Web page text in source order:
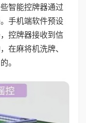
智能控牌器通过
手机端软件预设
控牌器接收到信
在麻将机洗牌、
。